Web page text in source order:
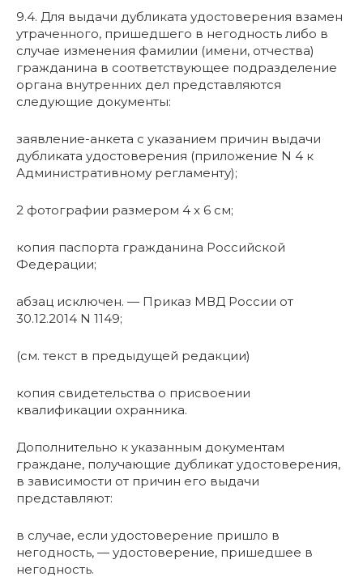
9.4. Для выдачи дубликата удостоверения взамен
утраченного, пришедшего в негодность либо в
случае изменения фамилии (имени, отчества)
гражданина в соответствующее подразделение
органа внутренних дел представляются
следующие документы:
заявление-анкета с указанием причин выдачи
дубликата удостоверения (приложение N 4 к
Административному регламенту);
2 фотографии размером 4 x 6 см;
копия паспорта гражданина Российской
Федерации;
абзац исключен. — Приказ МВД России от
30.12.2014 N 1149;
(см. текст в предыдущей редакции)
копия свидетельства о присвоении
квалификации охранника.
Дополнительно к указанным документам
граждане, получающие дубликат удостоверения,
в зависимости от причин его выдачи
представляют:
в случае, если удостоверение пришло в
негодность, — удостоверение, пришедшее в
негодность.